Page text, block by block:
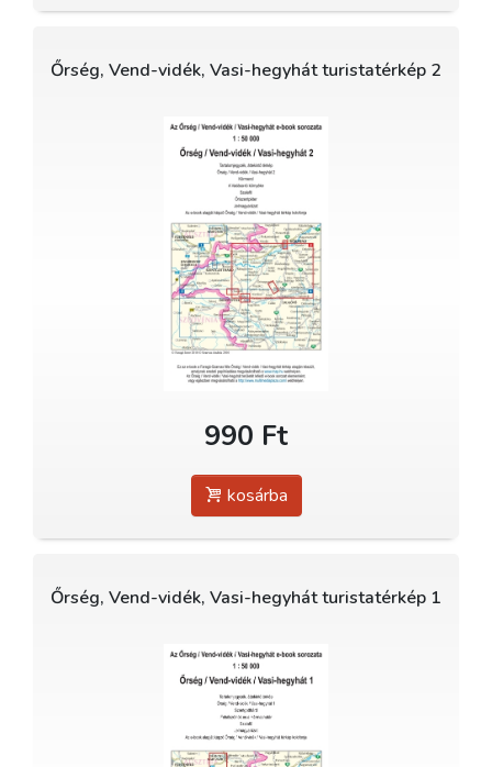
Őrség, Vend-vidék, Vasi-hegyhát turistatérkép 2
990 Ft
kosárba
Őrség, Vend-vidék, Vasi-hegyhát turistatérkép 1